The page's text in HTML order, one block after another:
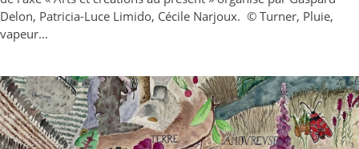
Delon, Patricia-Luce Limido, Cécile Narjoux. © Turner, Pluie,
vapeur...